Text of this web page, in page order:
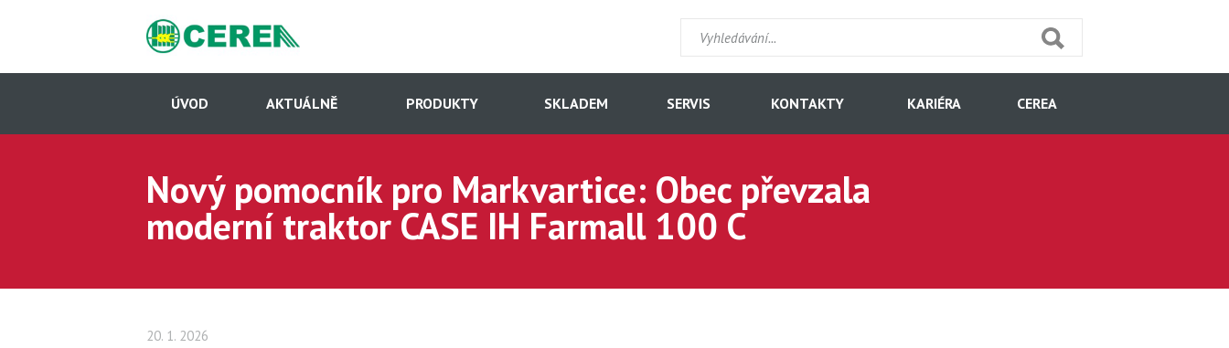
obsahu
-
ÚVOD AKTUÁLNĚ PRODUKTY SKLADEM SERVIS KONTAKTY KARIÉRA CEREA
Nový pomocník pro Markvartice: Obec převzala
moderní traktor CASE IH Farmall 100 C
20. 1. 2026